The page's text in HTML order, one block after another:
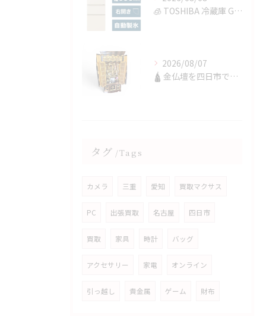
🧊 TOSHIBA 冷蔵庫 GR-V36SVを四日市で買取✨
2026/08/07
🛕 金仏壇を四日市で買取✨
タグ Tags
カメラ 三重 愛知 買取マクサス
PC 出張買取 名古屋 四日市
買取 家具 時計 バッグ
アクセサリー 家電 オンライン
引っ越し 貴金属 ゲーム 財布